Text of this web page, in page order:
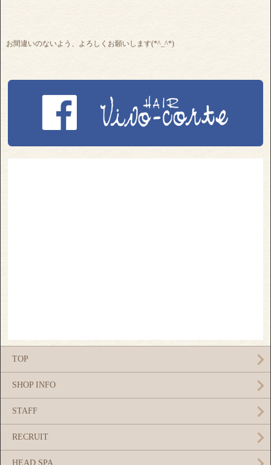
お間違いのないよう、よろしくお願いします(*^_^*)
TOP
SHOP INFO
STAFF
RECRUIT
HEAD SPA